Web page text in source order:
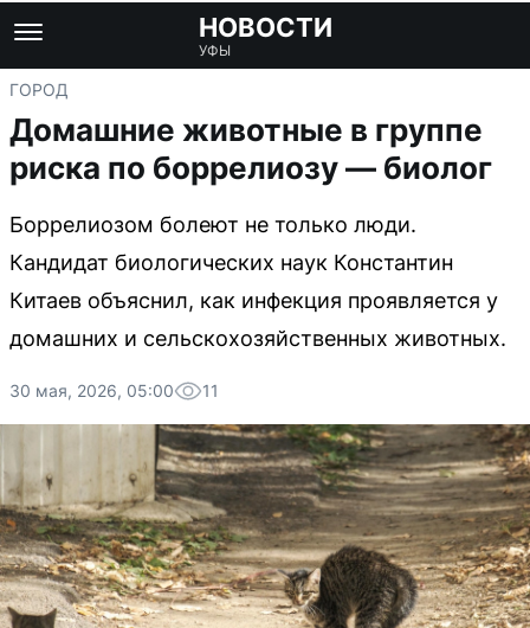
НОВОСТИ
УФЫ
ГОРОД
Домашние животные в группе
риска по боррелиозу — биолог
Боррелиозом болеют не только люди.
Кандидат биологических наук Константин
Китаев объяснил, как инфекция проявляется у
домашних и сельскохозяйственных животных.
30 мая, 2026, 05:00 11